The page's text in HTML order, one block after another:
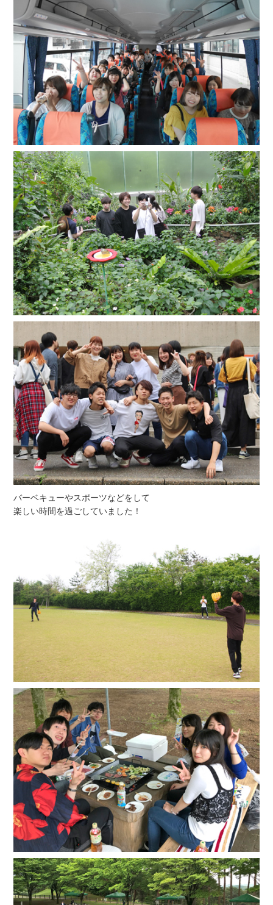
バーベキューやスポーツなどをして
楽しい時間を過ごしていました！